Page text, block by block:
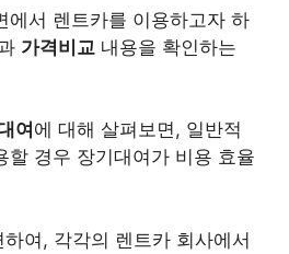
에서 렌트카를 이용하고자 하
가격비교 내용을 확인하는
여 에 대해 살펴보면, 일반적
할 경우 장기대여가 비용 효율
하여, 각각의 렌트카 회사에서